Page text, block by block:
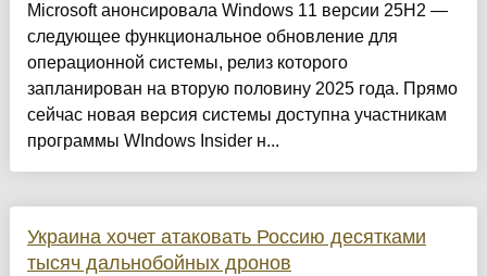
Microsoft анонсировала Windows 11 версии 25H2 —
следующее функциональное обновление для
операционной системы, релиз которого
запланирован на вторую половину 2025 года. Прямо
сейчас новая версия системы доступна участникам
программы WIndows Insider н...
Украина хочет атаковать Россию десятками
тысяч дальнобойных дронов